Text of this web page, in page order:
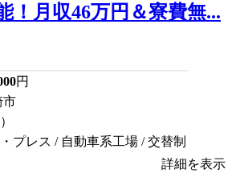
！月収46万円＆寮費無...
円
市
プレス / 自動車系工場 / 交替制
詳細を表示